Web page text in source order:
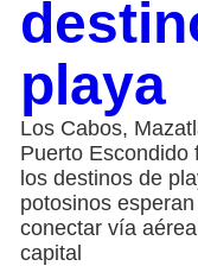
playa
Los Cabos,
Puerto Escondido
los destinos de
potosinos
conectar vía
capital